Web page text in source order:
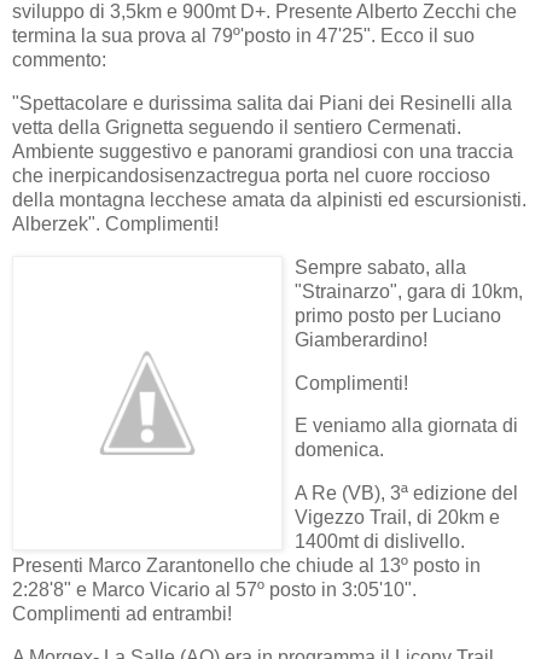
sviluppo di 3,5km e 900mt D+. Presente Alberto Zecchi che
termina la sua prova al 79º'posto in 47'25". Ecco il suo
commento:
"Spettacolare e durissima salita dai Piani dei Resinelli alla
vetta della Grignetta seguendo il sentiero Cermenati.
Ambiente suggestivo e panorami grandiosi con una traccia
che inerpicandosisenzactregua porta nel cuore roccioso
della montagna lecchese amata da alpinisti ed escursionisti.
Alberzek". Complimenti!
Sempre sabato, alla
"Strainarzo", gara di 10km,
primo posto per Luciano
Giamberardino!
Complimenti!
E veniamo alla giornata di
domenica.
A Re (VB), 3ª edizione del
Vigezzo Trail, di 20km e
1400mt di dislivello.
Presenti Marco Zarantonello che chiude al 13º posto in
2:28'8" e Marco Vicario al 57º posto in 3:05'10".
Complimenti ad entrambi!